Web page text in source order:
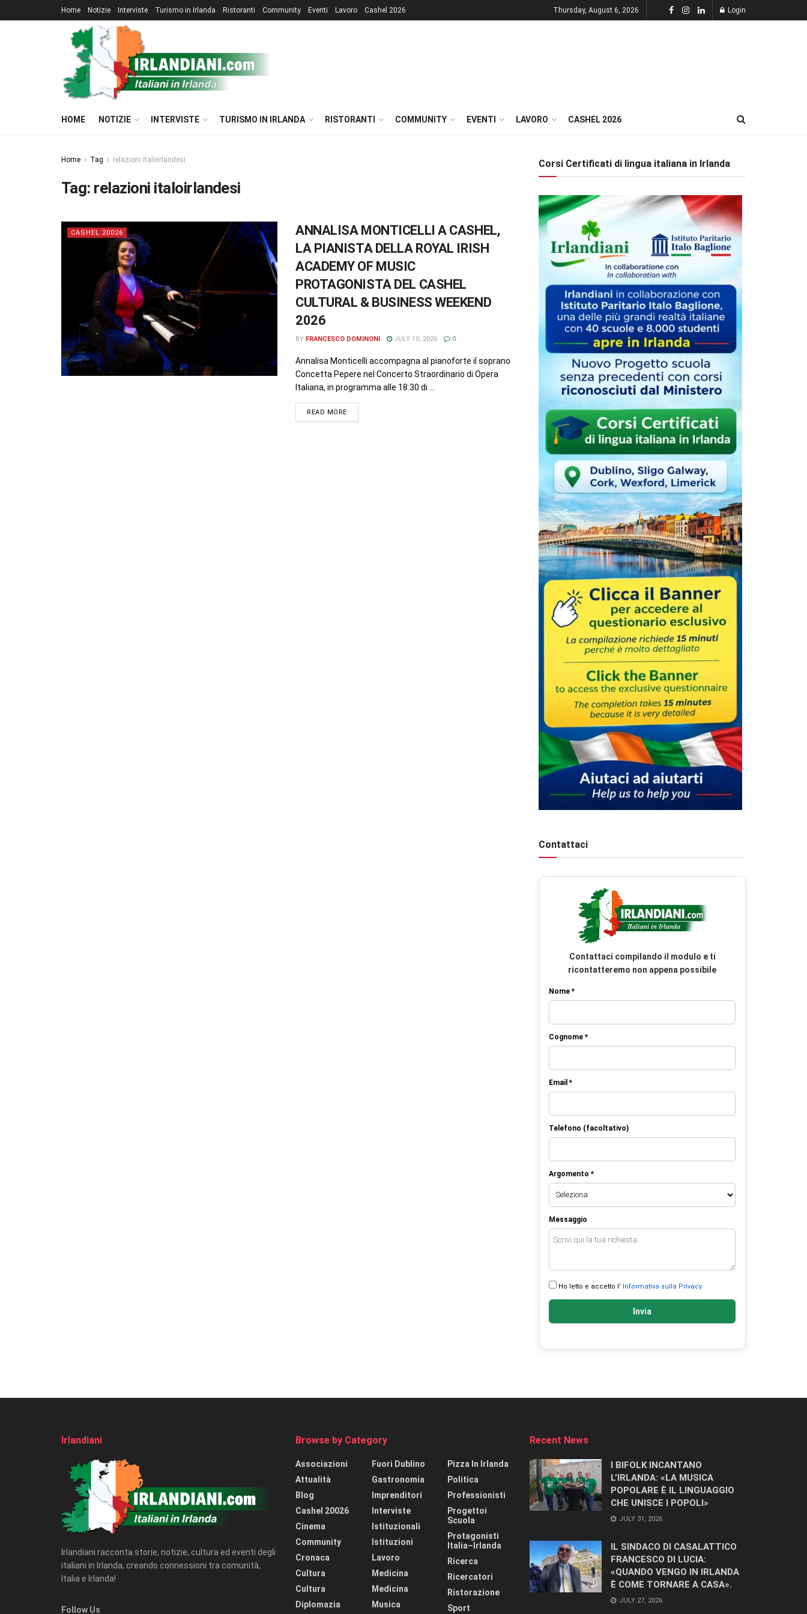
Home Notizie Interviste Turismo in Irlanda Ristoranti Community Eventi Lavoro Cashel 2026 Thursday, August 6, 2026 Login
HOME NOTIZIE INTERVISTE TURISMO IN IRLANDA RISTORANTI COMMUNITY EVENTI LAVORO CASHEL 2026
Home Tag relazioni italoirlandesi
Tag: relazioni italoirlandesi
CASHEL 20026
ANNALISA MONTICELLI A CASHEL,
LA PIANISTA DELLA ROYAL IRISH
ACADEMY OF MUSIC
PROTAGONISTA DEL CASHEL
CULTURAL & BUSINESS WEEKEND
2026
BY FRANCESCO DOMINONI JULY 10, 2026 0
Annalisa Monticelli accompagna al pianoforte il soprano
Concetta Pepere nel Concerto Straordinario di Opera
Italiana, in programma alle 18:30 di ...
READ MORE
Corsi Certificati di lingua italiana in Irlanda
Contattaci
Contattaci compilando il modulo e ti
ricontatteremo non appena possibile
Nome *
Cognome *
Email *
Telefono (facoltativo)
Argomento *
Messaggio
Ho letto e accetto l’ Informativa sulla Privacy
Invia
Irlandiani
Irlandiani racconta storie, notizie, cultura ed eventi degli
italiani in Irlanda, creando connessioni tra comunità,
Italia e Irlanda!
Follow Us
Browse by Category
Associazioni
Attualità
Blog
Cashel 20026
Cinema
Community
Cronaca
Cultura
Cultura
Diplomazia
Fuori Dublino
Gastronomia
Imprenditori
Interviste
Istituzionali
Istituzioni
Lavoro
Medicina
Medicina
Musica
Pizza In Irlanda
Politica
Professionisti
Progettoi
Scuola
Protagonisti
Italia–Irlanda
Ricerca
Ricercatori
Ristorazione
Sport
Recent News
I BIFOLK INCANTANO
L’IRLANDA: «LA MUSICA
POPOLARE È IL LINGUAGGIO
CHE UNISCE I POPOLI»
JULY 31, 2026
IL SINDACO DI CASALATTICO
FRANCESCO DI LUCIA:
«QUANDO VENGO IN IRLANDA
È COME TORNARE A CASA».
JULY 27, 2026